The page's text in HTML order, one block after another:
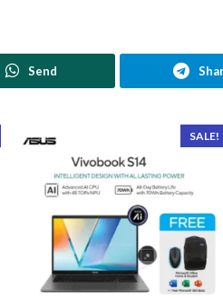
Send
SALE!